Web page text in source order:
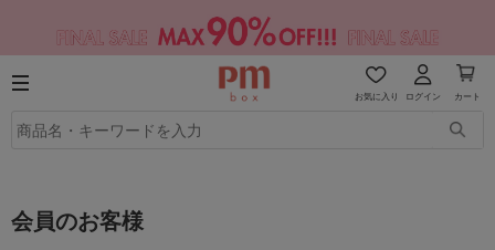
お気に入り ログイン カート
会員のお客様